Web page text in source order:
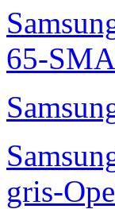
65-
gris-